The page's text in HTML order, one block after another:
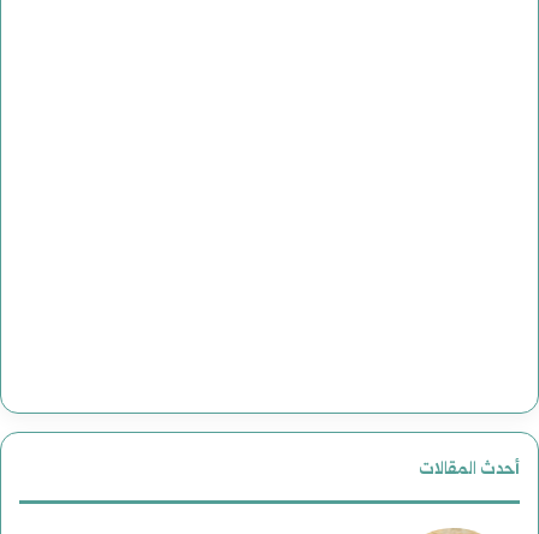
أحدث المقالات